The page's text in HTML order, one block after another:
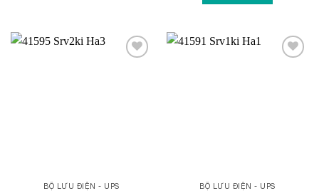
BỘ LƯU ĐIỆN - UPS BỘ LƯU ĐIỆN - UPS